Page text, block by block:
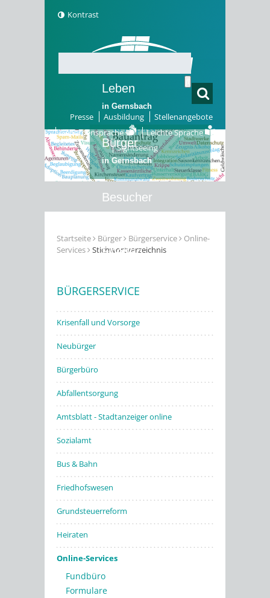
Kontrast
Presse Ausbildung
Stellenangebote
Gebärdensprache
Leichte Sprache
Sightseeing
Leben
in Gernsbach
Bürger
in Gernsbach
Besucher
Erleben
Startseite Bürger Bürgerservice
Online-
Services
Stichwortverzeichnis
BÜRGERSERVICE
Krisenfall und Vorsorge
Neubürger
Bürgerbüro
Abfallentsorgung
Amtsblatt - Stadtanzeiger online
Sozialamt
Bus & Bahn
Friedhofswesen
Grundsteuerreform
Heiraten
Online-Services
Fundbüro
Formulare